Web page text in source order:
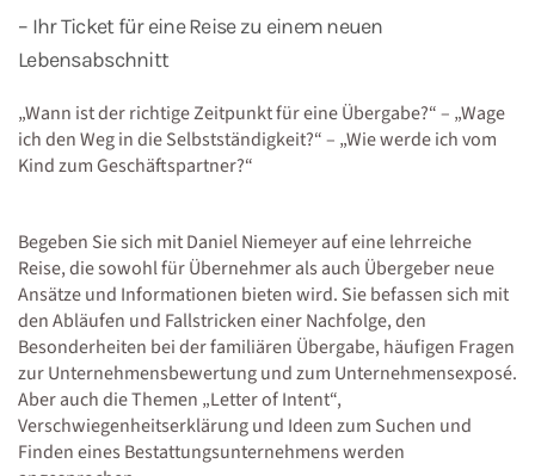
– Ihr Ticket für eine Reise zu einem neuen
Lebensabschnitt
„Wann ist der richtige Zeitpunkt für eine Übergabe?“ – „Wage
ich den Weg in die Selbstständigkeit?“ – „Wie werde ich vom
Kind zum Geschäftspartner?“
Begeben Sie sich mit Daniel Niemeyer auf eine lehrreiche
Reise, die sowohl für Übernehmer als auch Übergeber neue
Ansätze und Informationen bieten wird. Sie befassen sich mit
den Abläufen und Fallstricken einer Nachfolge, den
Besonderheiten bei der familiären Übergabe, häufigen Fragen
zur Unternehmensbewertung und zum Unternehmensexposé.
Aber auch die Themen „Letter of Intent“,
Verschwiegenheitserklärung und Ideen zum Suchen und
Finden eines Bestattungsunternehmens werden